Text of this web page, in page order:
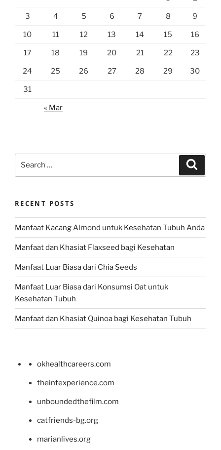
3 4 5 6 7 8 9
10 11 12 13 14 15 16
17 18 19 20 21 22 23
24 25 26 27 28 29 30
31
« Mar
RECENT POSTS
Manfaat Kacang Almond untuk Kesehatan Tubuh Anda
Manfaat dan Khasiat Flaxseed bagi Kesehatan
Manfaat Luar Biasa dari Chia Seeds
Manfaat Luar Biasa dari Konsumsi Oat untuk
Kesehatan Tubuh
Manfaat dan Khasiat Quinoa bagi Kesehatan Tubuh
okhealthcareers.com
theintexperience.com
unboundedthefilm.com
catfriends-bg.org
marianlives.org